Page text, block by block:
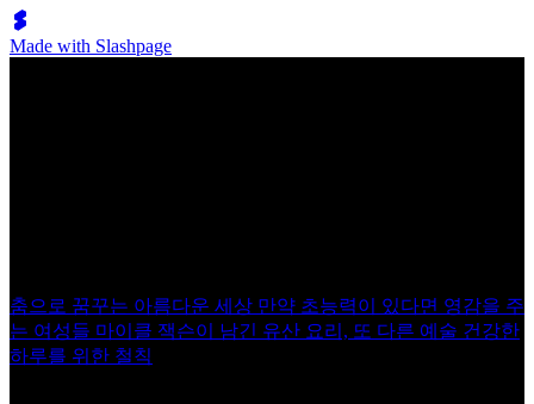
Made with Slashpage
춤으로 꿈꾸는 아름다운 세상 만약 초능력이 있다면 영감을 주
는 여성들 마이클 잭슨이 남긴 유산 요리, 또 다른 예술 건강한
하루를 위한 철칙